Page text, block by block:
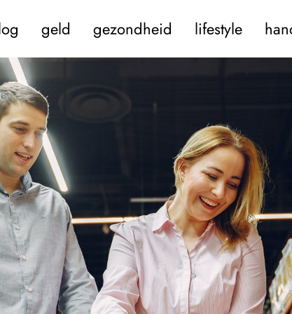
geld gezondheid lifestyle